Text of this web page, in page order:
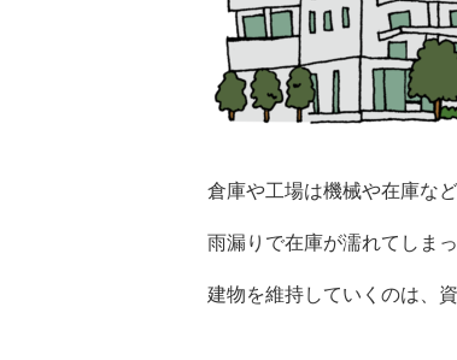
倉庫や工場は機械や在庫な
雨漏りで在庫が濡れてしま
建物を維持していくのは、